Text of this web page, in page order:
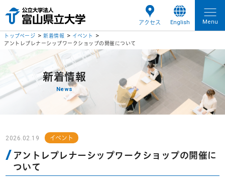
アクセス English Menu
トップページ 新着情報
イベント
アントレプレナーシップワークショップの開催について
新着情報
News
2026.02.19 イベント
アントレプレナーシップワークショップの開催に
ついて